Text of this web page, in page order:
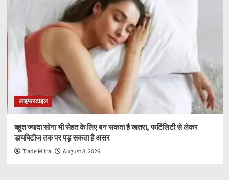
लाइफस्टाइल
बहुत ज्यादा सोना भी सेहत के लिए बन सकता है खतरा, फर्टिलिटी से लेकर
डायबिटीज तक पर पड़ सकता है असर
Trade Mitra August 8, 2026